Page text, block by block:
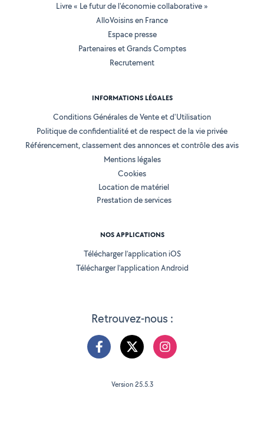
Retrouvez-nous :
Livre « Le futur de l'économie collaborative »
AlloVoisins en France
Espace presse
Partenaires et Grands Comptes
Recrutement
INFORMATIONS LÉGALES
Conditions Générales de Vente et d'Utilisation
Politique de confidentialité et de respect de la vie privée
Référencement, classement des annonces et contrôle des avis
Mentions légales
Cookies
Location de matériel
Prestation de services
NOS APPLICATIONS
Télécharger l’application iOS
Télécharger l’application Android
Version 25.5.3